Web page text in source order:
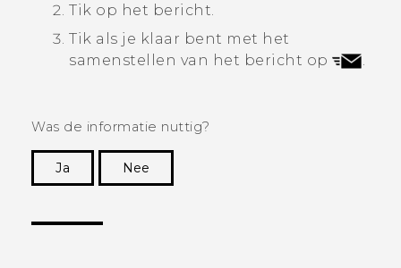
Tik op het bericht.
Tik als je klaar bent met het
samenstellen van het bericht op
Was de informatie nuttig?
Ja
Nee